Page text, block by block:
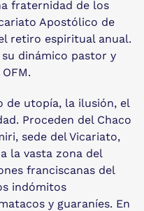
fraternidad de los
Apostólico de
retiro espiritual anual.
dinámico pastor y
de utopía, la ilusión, el
Proceden del Chaco
sede del Vicariato,
la vasta zona del
franciscanas del
indómitos
y guaraníes. En